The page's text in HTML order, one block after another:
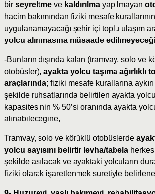
bir seyreltme ve kaldırılma yapılmayan
hacim bakımından fiziki mesafe kurallarının
uygulanamayacağı şehir içi toplu ulaşım
yolcu alınmasına müsaade
-Bunların dışında kalan (tramvay, solo ve
otobüsler), ayakta yolcu taşıma ağırlıklı
araçlarında; fiziki mesafe kurallarına
şekilde ruhsatlarında belirtilen ayakta yolcu
kapasitesinin % 50’si oranında ayakta
alınabileceğine,
Tramvay, solo ve körüklü otobüslerde
yolcu sayısını belirtir levha/tabela
şekilde asılacak ve ayaktaki yolcuların
fiziki olarak işaretlenmek suretiyle